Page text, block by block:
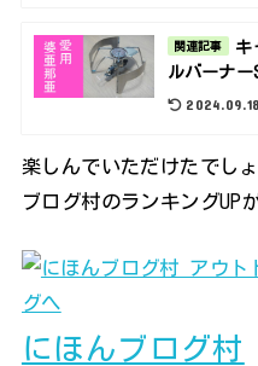
関連記事
キ
ルバーナー
2024.09.18
楽しんでいただけたでし
ブログ村のランキングUP
にほんブログ村